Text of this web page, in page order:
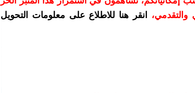
والتقدمي،
انقر هنا للاطلاع على معلومات التحويل